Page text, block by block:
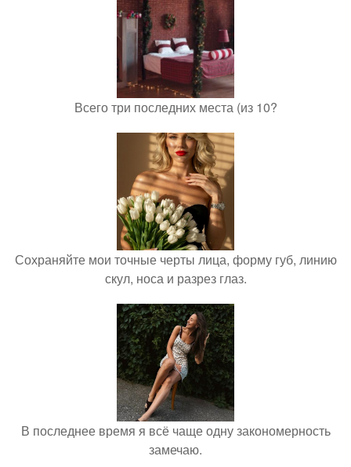
Всего три последних места (из 10?
Сохраняйте мои точные черты лица, форму губ, линию
скул, носа и разрез глаз.
В последнее время я всё чаще одну закономерность
замечаю.